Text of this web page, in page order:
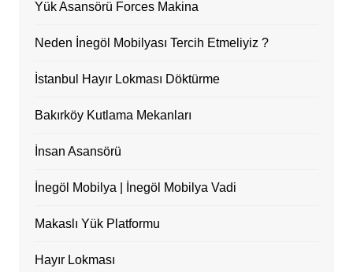
Yük Asansörü Forces Makina
Neden İnegöl Mobilyası Tercih Etmeliyiz ?
İstanbul Hayır Lokması Döktürme
Bakırköy Kutlama Mekanları
İnsan Asansörü
İnegöl Mobilya | İnegöl Mobilya Vadi
Makaslı Yük Platformu
Hayır Lokması